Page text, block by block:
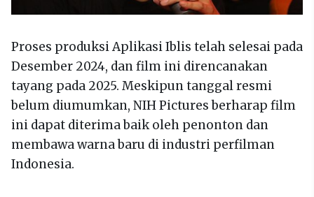
Proses produksi Aplikasi Iblis telah selesai pada
Desember 2024, dan film ini direncanakan
tayang pada 2025. Meskipun tanggal resmi
belum diumumkan, NIH Pictures berharap film
ini dapat diterima baik oleh penonton dan
membawa warna baru di industri perfilman
Indonesia.